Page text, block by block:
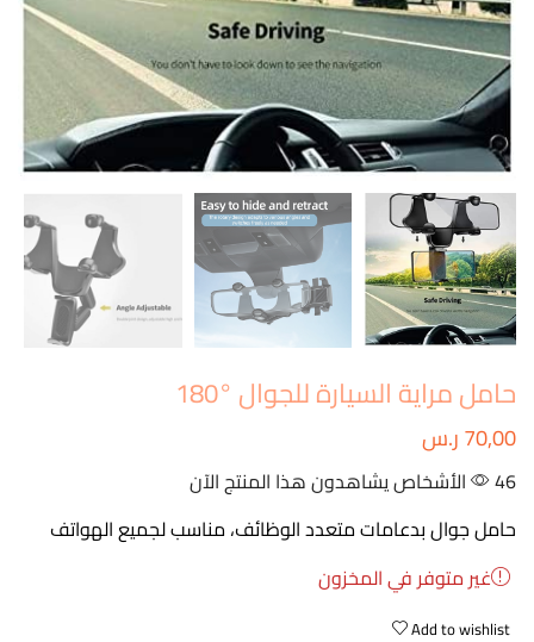
حامل مراية السيارة للجوال °180
70,00ر.س
46 الأشخاص يشاهدون هذا المنتج الآن
حامل جوال بدعامات متعدد الوظائف، مناسب لجميع الهواتف
غير متوفر في المخزون
Add to wishlist